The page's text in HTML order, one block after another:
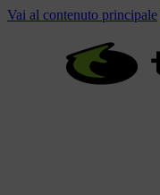
Vai al contenuto principale